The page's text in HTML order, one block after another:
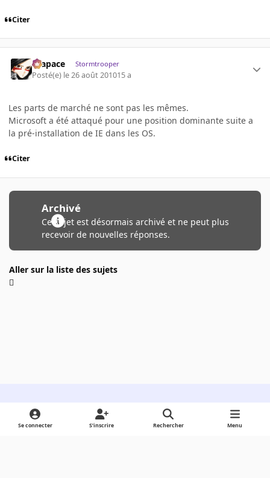
Citer
Krapace Stormtrooper
Posté(e) le 26 août 201015 a
Les parts de marché ne sont pas les mêmes.
Microsoft a été attaqué pour une position dominante suite a
la pré-installation de IE dans les OS.
Citer
Archivé
Ce sujet est désormais archivé et ne peut plus
recevoir de nouvelles réponses.
Aller sur la liste des sujets
Light ModeDark ModeSystem Preference
Se connecter S’inscrire Rechercher Menu